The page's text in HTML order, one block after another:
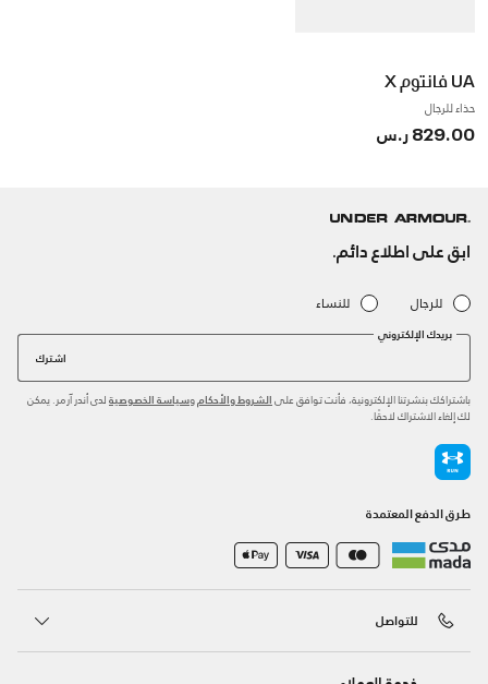
UA فانتوم X
حذاء للرجال
829.00 ر.س
ابق على اطلاع دائم.
للرجال للنساء
بريدك الإلكتروني
اشترك
باشتراكك بنشرتنا الإلكترونية، فأنت توافق على الشروط والأحكام وسياسة الخصوصية لدى أندر آرمر. يمكن
لك إلغاء الاشتراك لاحقًا.
طرق الدفع المعتمدة
للتواصل